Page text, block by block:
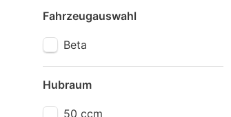
Fahrzeugauswahl
Beta
Hubraum
50 ccm